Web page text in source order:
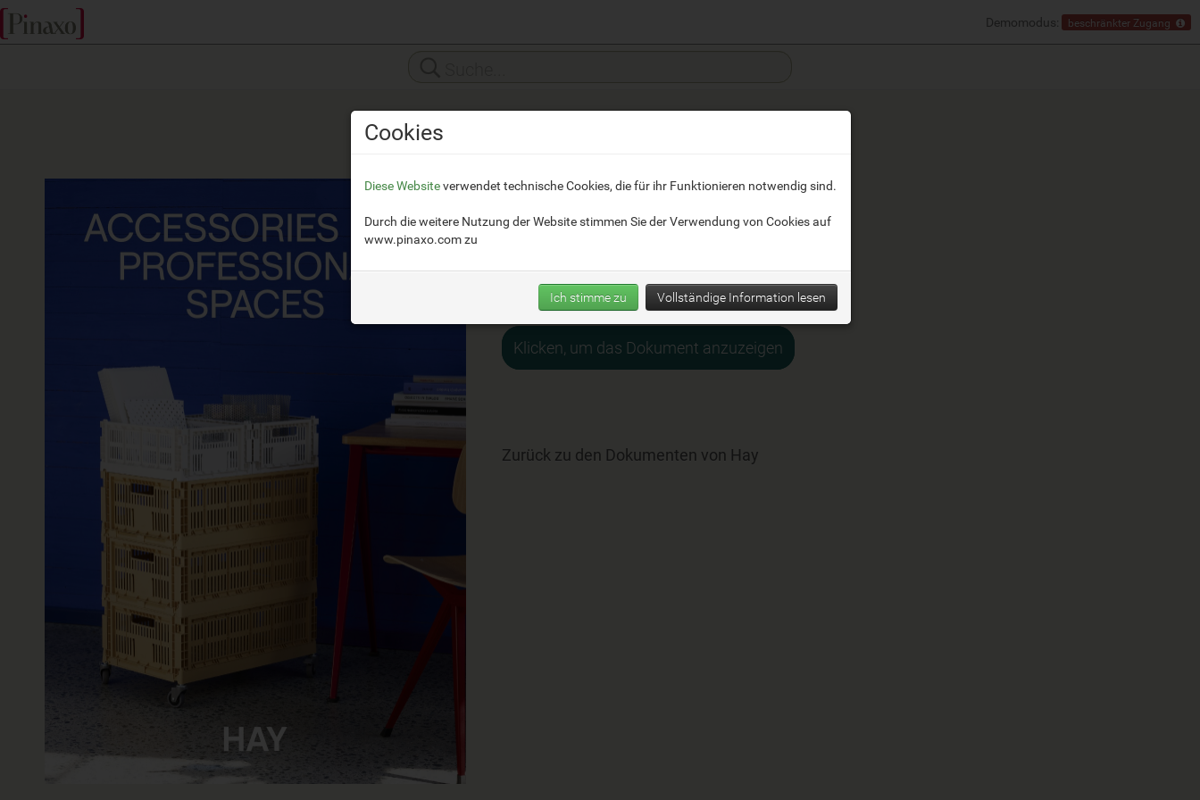
Demomodus: beschränkter Zugang
Hay
Katalog Hay ACCESSORIES
Klicken, um das Dokument anzuzeigen
Zurück zu den Dokumenten von Hay
Cookies
Diese Websiteverwendet technische Cookies, die für ihr Funktionieren notwendig sind.
Durch die weitere Nutzung der Website stimmen Sie der Verwendung von Cookies auf
www.pinaxo.comzu
Ich stimme zu Vollständige Information lesen